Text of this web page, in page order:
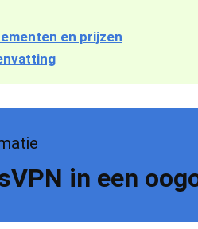
en prijzen
in een